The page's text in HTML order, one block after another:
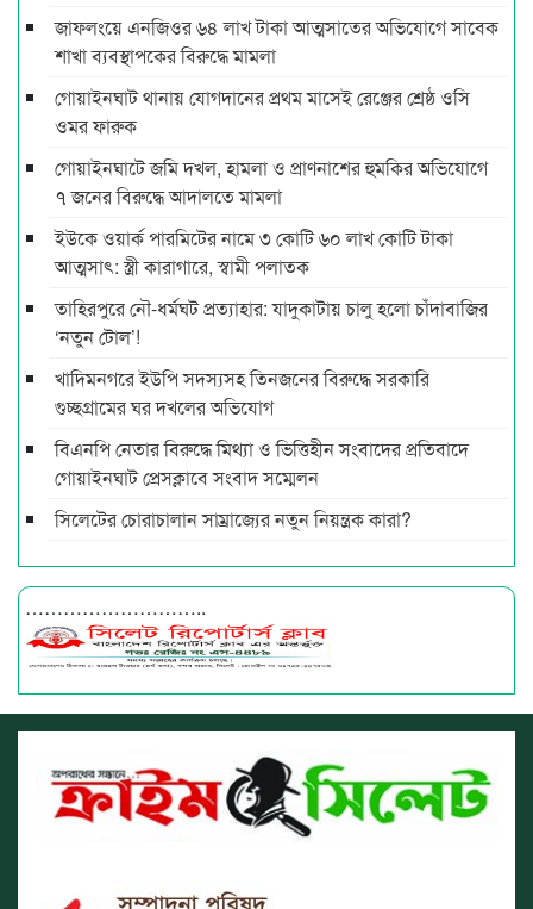
জাফলংয়ে এনজিওর ৬৪ লাখ টাকা আত্মসাতের অভিযোগে সাবেক
শাখা ব্যবস্থাপকের বিরুদ্ধে মামলা
গোয়াইনঘাট থানায় যোগদানের প্রথম মাসেই রেঞ্জের শ্রেষ্ঠ ওসি
ওমর ফারুক
গোয়াইনঘাটে জমি দখল, হামলা ও প্রাণনাশের হুমকির অভিযোগে
৭ জনের বিরুদ্ধে আদালতে মামলা
ইউকে ওয়ার্ক পারমিটের নামে ৩ কোটি ৬০ লাখ কোটি টাকা
আত্মসাৎ: স্ত্রী কারাগারে, স্বামী পলাতক
তাহিরপুরে নৌ-ধর্মঘট প্রত্যাহার: যাদুকাটায় চালু হলো চাঁদাবাজির
‘নতুন টোল’!
খাদিমনগরে ইউপি সদস্যসহ তিনজনের বিরুদ্ধে সরকারি
গুচ্ছগ্রামের ঘর দখলের অভিযোগ
বিএনপি নেতার বিরুদ্ধে মিথ্যা ও ভিত্তিহীন সংবাদের প্রতিবাদে
গোয়াইনঘাট প্রেসক্লাবে সংবাদ সম্মেলন
সিলেটের চোরাচালান সাম্রাজ্যের নতুন নিয়ন্ত্রক কারা?
………………………..